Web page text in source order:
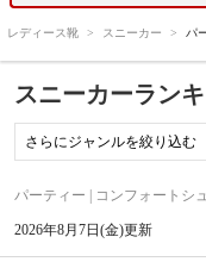
レディース靴 > スニーカー > パ
スニーカーラン
パーティー | コンフォートシ
2026年8月7日(金)更新